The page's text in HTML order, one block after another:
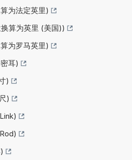
为法定英里)
算为英里 (美国))
为罗马英里)
耳)
)
)